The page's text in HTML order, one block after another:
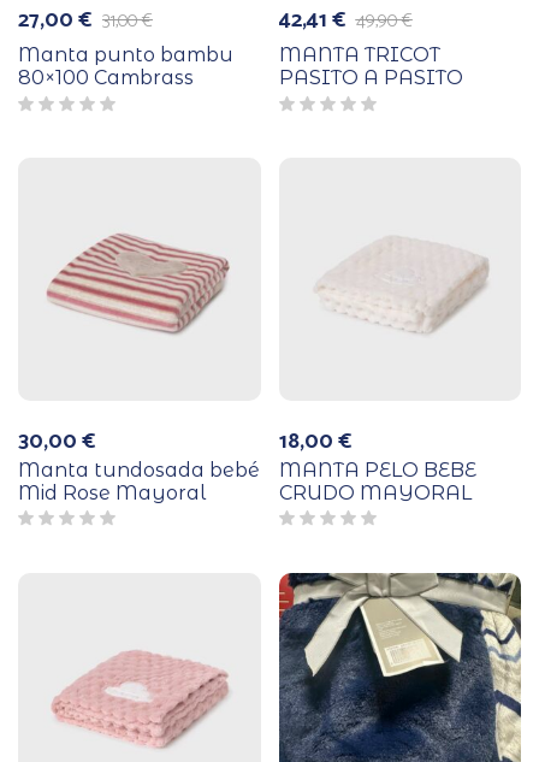
31,00€
El
precio
original
era:
31,00 €.
27,00€
El
precio
actual
es:
27,00 €.
Manta punto bambu
80×100 Cambrass
49,90€
El
precio
original
era:
49,90 €.
42,41€
El
precio
actual
es:
42,41 €.
MANTA TRICOT
PASITO A PASITO
30,00€
Manta tundosada bebé
Mid Rose Mayoral
18,00€
MANTA PELO BEBE
CRUDO MAYORAL